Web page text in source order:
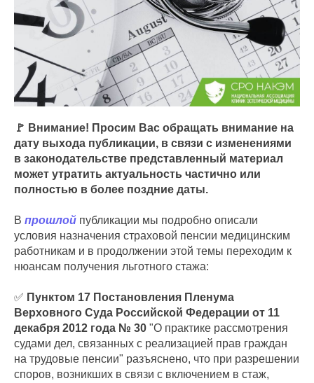
🚩 Внимание! Просим Вас обращать внимание на
дату выхода публикации, в связи с изменениями
в законодательстве представленный материал
может утратить актуальность частично или
полностью в более поздние даты.
В прошлой публикации мы подробно описали
условия назначения страховой пенсии медицинским
работникам и в продолжении этой темы переходим к
нюансам получения льготного стажа:
✅ Пунктом 17 Постановления Пленума
Верховного Суда Российской Федерации от 11
декабря 2012 года № 30 "О практике рассмотрения
судами дел, связанных с реализацией прав граждан
на трудовые пенсии" разъяснено, что при разрешении
споров, возникших в связи с включением в стаж,